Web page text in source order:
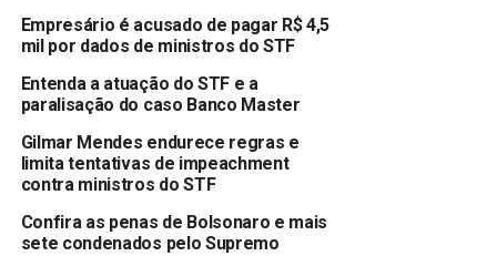
Empresário é acusado de pagar R$ 4,5
mil por dados de ministros do STF
Entenda a atuação do STF e a
paralisação do caso Banco Master
Gilmar Mendes endurece regras e
limita tentativas de impeachment
contra ministros do STF
Confira as penas de Bolsonaro e mais
sete condenados pelo Supremo